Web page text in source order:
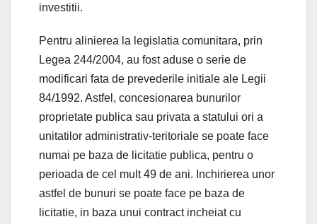
investitii.
Pentru alinierea la legislatia comunitara, prin
Legea 244/2004, au fost aduse o serie de
modificari fata de prevederile initiale ale Legii
84/1992. Astfel, concesionarea bunurilor
proprietate publica sau privata a statului ori a
unitatilor administrativ-teritoriale se poate face
numai pe baza de licitatie publica, pentru o
perioada de cel mult 49 de ani. Inchirierea unor
astfel de bunuri se poate face pe baza de
licitatie, in baza unui contract incheiat cu